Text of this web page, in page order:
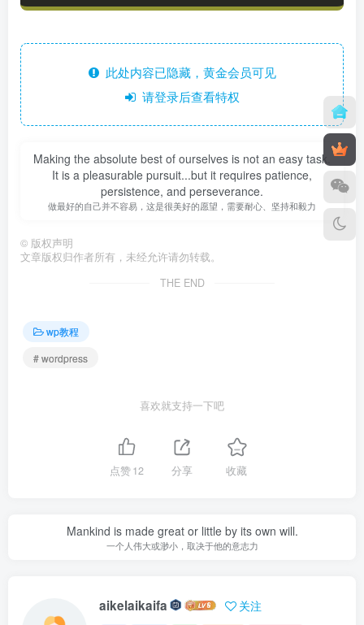
此处内容已隐藏，黄金会员可见
请登录后查看特权
Making the absolute best of ourselves is not an easy task.
It is a pleasurable pursuit...but it requires patience,
persistence, and perseverance.
做最好的自己并不容易，这是很美好的愿望，需要耐心、坚持和毅力
© 版权声明
文章版权归作者所有，未经允许请勿转载。
THE END
wp教程
# wordpress
喜欢就支持一下吧
点赞12 分享 收藏
Mankind is made great or little by its own will.
一个人伟大或渺小，取决于他的意志力
aikelaikaifa 关注